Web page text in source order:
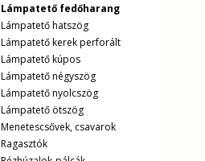
Lámpatető fedőharang
Lámpatető hatszög
Lámpatető kerek perforált
Lámpatető kúpos
Lámpatető négyszög
Lámpatető nyolcszög
Lámpatető ötszög
Menetescsővek, csavarok
Ragasztók